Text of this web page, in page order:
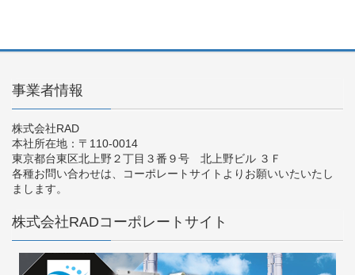
事業者情報
株式会社RAD
本社所在地：〒110-0014
東京都台東区北上野２丁目３番９号 北上野ビル ３Ｆ
各種お問い合わせは、コーポレートサイトよりお願いいたいたし
まします。
株式会社RADコーポレートサイト